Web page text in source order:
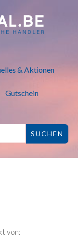
& Aktionen
Gutschein
von: